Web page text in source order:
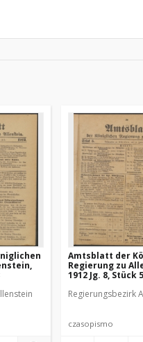
Amtsblatt der
Regierung zu
1912 Jg. 8, Stück 5
Regierungsbezirk
czasopismo